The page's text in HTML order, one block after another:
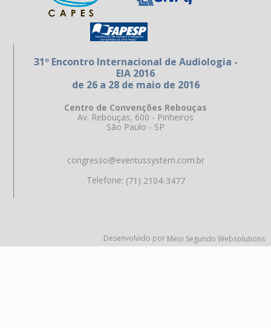
31º Encontro Internacional de Audiologia -
EIA 2016
de 26 a 28 de maio de 2016
Centro de Convenções Rebouças
Av. Rebouças, 600 - Pinheiros
São Paulo - SP
congresso@eventussystem.com.br
Telefone: (71) 2104-3477
.Desenvolvido por Meio Segundo Websolutions